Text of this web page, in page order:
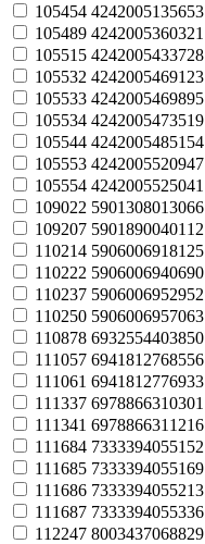
105454 4242005135653
105489 4242005360321
105515 4242005433728
105532 4242005469123
105533 4242005469895
105534 4242005473519
105544 4242005485154
105553 4242005520947
105554 4242005525041
109022 5901308013066
109207 5901890040112
110214 5906006918125
110222 5906006940690
110237 5906006952952
110250 5906006957063
110878 6932554403850
111057 6941812768556
111061 6941812776933
111337 6978866310301
111341 6978866311216
111684 7333394055152
111685 7333394055169
111686 7333394055213
111687 7333394055336
112247 8003437068829